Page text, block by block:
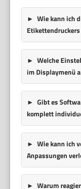
Wie kann ich
Welche
im Displaymenü
Gibt es
komplett
Wie kann ich
Anpassungen
Warum